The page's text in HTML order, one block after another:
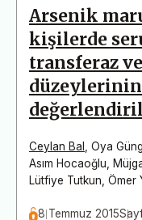
Arsenik
kişilerde
transferaz
düzeylerinin
Ceylan Bal Oya
Asım Hocaoğlu
Lütfiye Tutkun Ömer
8 Temmuz 2015